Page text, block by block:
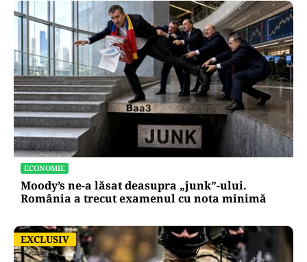
POLITICĂ
Nicușor Dan, după decizia Moody’s. Ce câștigă
românii din decizia agenției de rating:
„Perspectiva rămâne rezervată”